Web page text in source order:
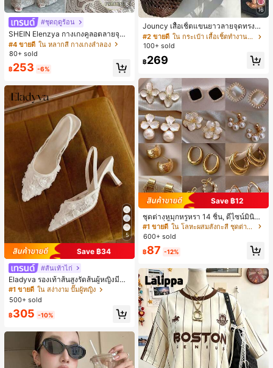
5
#ชุดฤดูร้อน
SHEIN Elenzya กางเกงคูลอตลายจุดเ
อวสูงแบบใหม่สำหรับฤดูใบไม้ผลิ/ฤดูร้อ
น, สไตล์หรูหราเหมาะสำหรับใส่ในชีวิต
ประจำวันและทำงาน, ให้ความรู้สึกวินเ
ทจสำหรับฤดูรับปริญญา, เทศกาลดนตร
ี, การแข่งม้าดาร์บี้, วันประกาศอิสรภาพ
#4 ขายดี
ใน หลากสี กางเกงลำลอง
30+ พูดว่า "คุณภาพเนื้อผ้าดี"
#4 ขายดี ใน หลากสี กางเกงลำลอง
30+ พูดว่า "คุณภาพเนื้อผ้าดี"
#4 ขายดี ใน หลากสี กางเกงลำลอง
30+ พูดว่า "คุณภาพเนื้อผ้าดี"
#4 ขายดี
ใน หลากสี กางเกงลำลอง
80+ sold
฿253 -6%
5
Save ฿34
#ส้นเท้าไก่
Eladyva รองเท้าส้นสูงรัดส้นผู้หญิงมีดอ
กไม้ประดับตาข่ายเสริมและสามารถสว
มได้สองแบบ ส้นสูง 7 ซม. รูปแบบโรมัน
หรูหรา ส้นเข็ม ลุคเทพนิยาย
#1 ขายดี ใน สง่างาม ปั๊มผู้หญิง
500+ sold
฿305 -10%
16
Jouncy เสื้อเชิ้ตแขนยาวลายจุดทรงหล
วมสำหรับผู้หญิง
#2 ขายดี
ใน กระเป๋า เสื้อเชิ้ตทำงานมีกระเป๋า
1k+ พูดว่า "สวย"
#2 ขายดี
ใน กระเป๋า เสื้อเชิ้ตทำงานมีกระเป๋า
1k+ พูดว่า "สวย"
#2 ขายดี
ใน กระเป๋า เสื้อเชิ้ตทำงานมีกระเป๋า
1k+ พูดว่า "สวย"
#2 ขายดี
ใน กระเป๋า เสื้อเชิ้ตทำงานมีกระเป๋า
100+ sold
฿269
Save ฿12
ชุดต่างหูมุกหรูหรา 14 ชิ้น, ดีไซน์มินิมอ
ลใหม่ที่เป็นเอกลักษณ์ ต่างหูที่สง่างาม
สำหรับผู้หญิง, ของขวัญสำหรับเธอ
#1 ขายดี
ใน โลหะผสมสังกะสี ชุดต่างหูผู้หญิง
600+ sold
฿87 -12%